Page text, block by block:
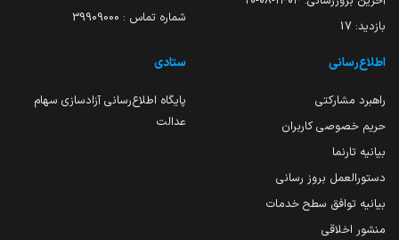
بازدید: 17
شماره تماس : 39909000
اطلاع‌رسانی
راهبرد مشارکتی
حریم خصوصی کاربران
بیانیه تارنما
دستورالعمل بروز رسانی
بیانیه توافق سطح خدمات
منشور اخلاقی
ستادی
پایگاه اطلاع‌رسانی آزادسازی سهام
عدالت